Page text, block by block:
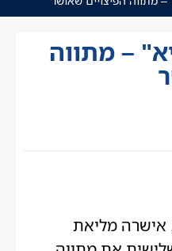
– מתווה
שני, 21 ביולי 2025, אישרה מליאת